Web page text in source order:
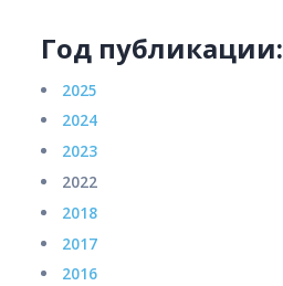
Год публикации:
2025
2024
2023
2022
2018
2017
2016